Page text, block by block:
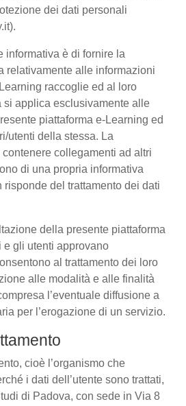
dei dati personali
informativa è di fornire la
relativamente alle informazioni
raccoglie ed al loro
si applica esclusivamente alle
piattaforma e-Learning ed
utenti della stessa. La
collegamenti ad altri
di una propria informativa
risponde del trattamento dei dati
della presente piattaforma
gli utenti approvano
al trattamento dei loro
alle modalità e alle finalità
l’eventuale diffusione a
per l’erogazione di un servizio.
cioè l’organismo che
i dati dell’utente sono trattati,
di Padova, con sede in Via 8